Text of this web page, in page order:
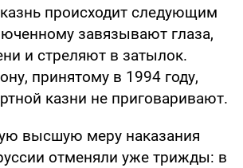
происходит следующим
завязывают глаза,
и стреляют в затылок.
принятому в 1994 году,
казни не приговаривают.
высшую меру наказания
отменяли уже трижды: в